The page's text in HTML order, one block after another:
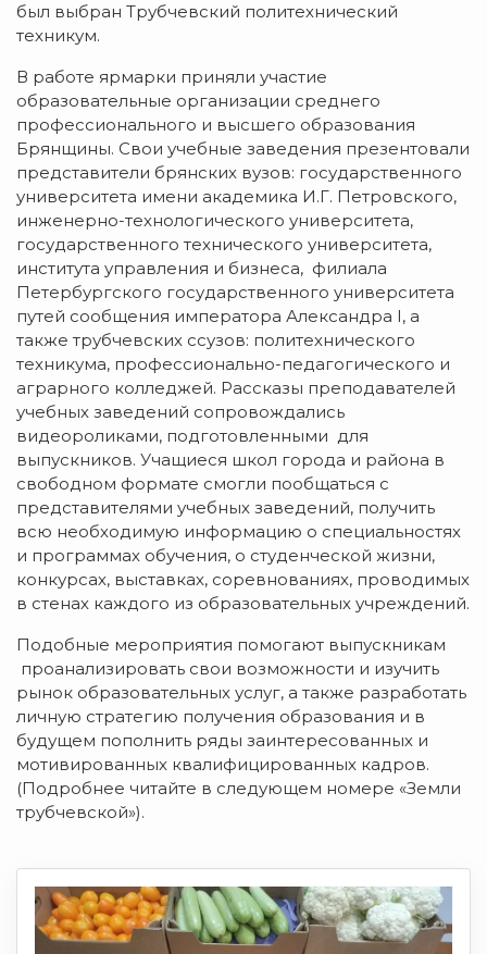
был выбран Трубчевский политехнический
техникум.
В работе ярмарки приняли участие
образовательные организации среднего
профессионального и высшего образования
Брянщины. Свои учебные заведения презентовали
представители брянских вузов: государственного
университета имени академика И.Г. Петровского,
инженерно-технологического университета,
государственного технического университета,
института управления и бизнеса, филиала
Петербургского государственного университета
путей сообщения императора Александра I, а
также трубчевских ссузов: политехнического
техникума, профессионально-педагогического и
аграрного колледжей. Рассказы преподавателей
учебных заведений сопровождались
видеороликами, подготовленными для
выпускников. Учащиеся школ города и района в
свободном формате смогли пообщаться с
представителями учебных заведений, получить
всю необходимую информацию о специальностях
и программах обучения, о студенческой жизни,
конкурсах, выставках, соревнованиях, проводимых
в стенах каждого из образовательных учреждений.
Подобные мероприятия помогают выпускникам
проанализировать свои возможности и изучить
рынок образовательных услуг, а также разработать
личную стратегию получения образования и в
будущем пополнить ряды заинтересованных и
мотивированных квалифицированных кадров.
(Подробнее читайте в следующем номере «Земли
трубчевской»).